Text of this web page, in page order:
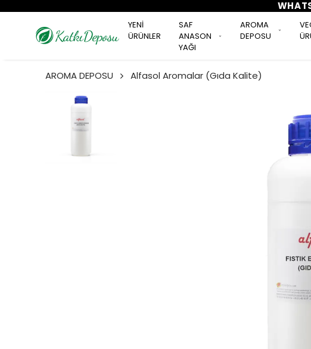
YENİ
ÜRÜNLER
SAF
ANASON
YAĞI
AROMA
DEPOSU
AROMA DEPOSU Alfasol Aromalar (Gıda Kalite)